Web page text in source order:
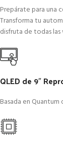
Prepárate para una
Transforma tu
disfruta de todas
QLED de 9″
Basada en Quantum